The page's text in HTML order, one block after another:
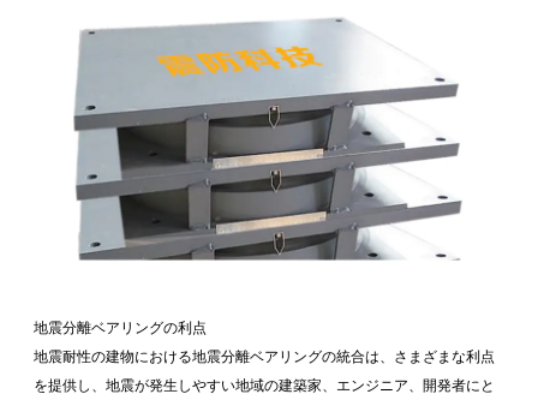
地震分離ベアリングの利点
地震耐性の建物における地震分離ベアリングの統合は、さまざまな利点
を提供し、地震が発生しやすい地域の建築家、エンジニア、開発者にと